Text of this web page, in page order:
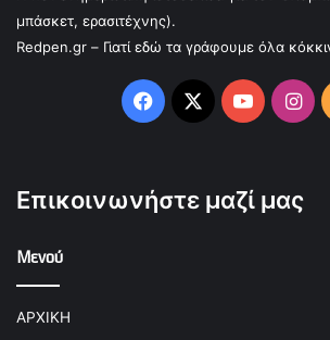
μπάσκετ, ερασιτέχνης).
Redpen.gr – Γιατί εδώ τα γράφουμε όλα
Facebook
X YouTube
Επικοινωνήστε μαζί μας
Μενού
ΑΡΧΙΚΗ